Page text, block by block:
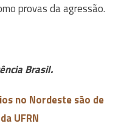
provas da agressão.
Brasil.
no Nordeste são de
UFRN